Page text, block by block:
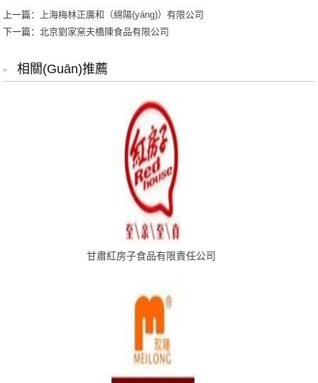
上一篇：
上海梅林正廣和（綿陽(yáng)）有限公司
下一篇：北京劉家窯夫橋陳食品有限公司
相關(guān)推薦
甘肅紅房子食品有限責任公司